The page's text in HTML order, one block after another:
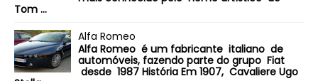
Tom ...
Alfa Romeo
Alfa Romeo é um fabricante italiano de
automóveis, fazendo parte do grupo Fiat
desde 1987 História Em 1907, Cavaliere Ugo